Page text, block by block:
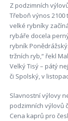
Z podzimních
Třeboň výnos 2100
velké rybníky
rybáře docela
rybník
tržních ryb,“ řekl
Velký Tisý – pátý
či Spolský, v
Slavnostní výlovy
podzimních výlovů
Cena kaprů pro